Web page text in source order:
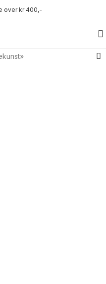
over kr 400,-